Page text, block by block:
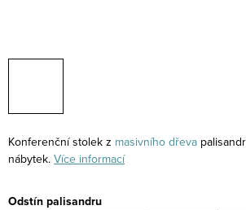
Konferenční stolek z masivního dřeva
nábytek. Více informací
Odstín palisandru